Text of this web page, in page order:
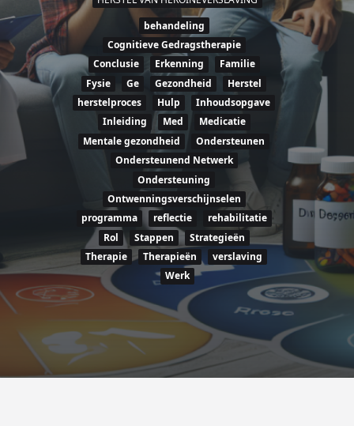
behandeling
Cognitieve Gedragstherapie
Conclusie
Erkenning
Familie
Fysie
Ge Gezondheid
Herstel
herstelproces
Hulp
Inhoudsopgave
Inleiding
Med
Medicatie
Mentale gezondheid
Ondersteunen
Ondersteunend Netwerk
Ondersteuning
Ontwenningsverschijnselen
programma
reflectie
rehabilitatie
Rol
Stappen
Strategieën
Therapie
Therapieën
verslaving
Werk